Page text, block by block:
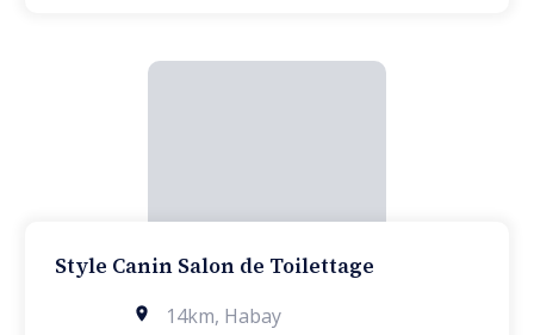
Style Canin Salon de Toilettage
14km, Habay